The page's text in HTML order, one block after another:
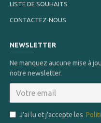
LISTE DE SOUHAITS
CONTACTEZ-NOUS
NEWSLETTER
Ne manquez aucune mise à
notre newsletter.
J’ai lu et j’accepte les